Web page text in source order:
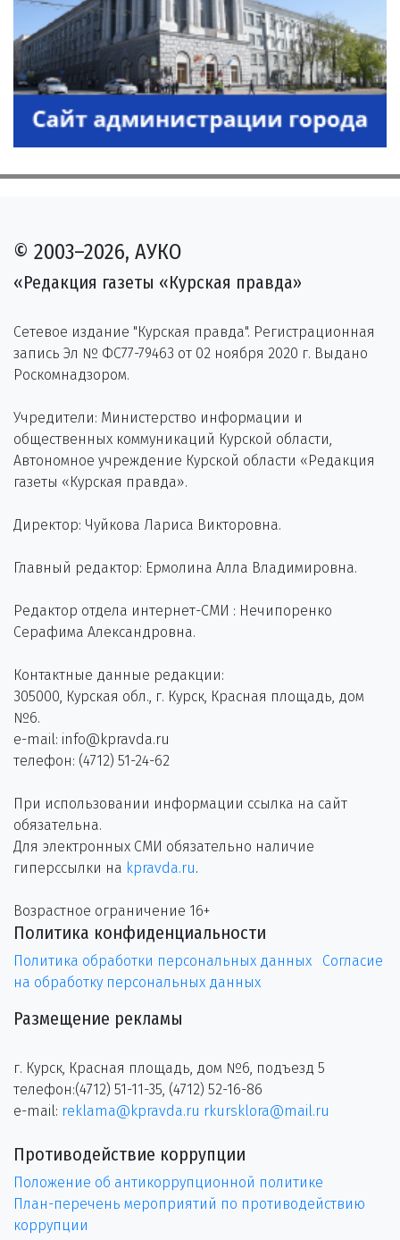
© 2003–2026, АУКО
«Редакция газеты «Курская правда»
Сетевое издание "Курская правда". Регистрационная
запись Эл № ФС77-79463 от 02 ноября 2020 г. Выдано
Роскомнадзором.
Учредители: Министерство информации и
общественных коммуникаций Курской области,
Автономное учреждение Курской области «Редакция
газеты «Курская правда».
Директор: Чуйкова Лариса Викторовна.
Главный редактор: Ермолина Алла Владимировна.
Редактор отдела интернет-СМИ : Нечипоренко
Серафима Александровна.
Контактные данные редакции:
305000, Курская обл., г. Курск, Красная площадь, дом
№6.
e-mail: info@kpravda.ru
телефон: (4712) 51-24-62
При использовании информации ссылка на сайт
обязательна.
Для электронных СМИ обязательно наличие
гиперссылки на kpravda.ru.
Возрастное ограничение 16+
Политика конфиденциальности
Политика обработки персональных данных
Согласие
на обработку персональных данных
Размещение рекламы
г. Курск, Красная площадь, дом №6, подъезд 5
телефон:(4712) 51-11-35, (4712) 52-16-86
e-mail: reklama@kpravda.ru rkursklora@mail.ru
Противодействие коррупции
Положение об антикоррупционной политике
План-перечень мероприятий по противодействию
коррупции